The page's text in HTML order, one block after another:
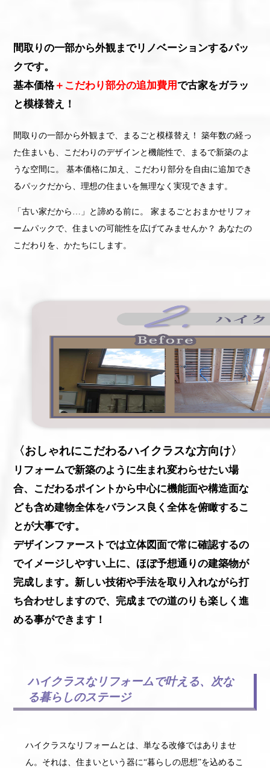
間取りの一部から外観までリノベーションするパッ
クです。
基本価格＋こだわり部分の追加費用で古家をガラッ
と模様替え！
間取りの一部から外観まで、まるごと模様替え！ 築年数の経っ
た住まいも、こだわりのデザインと機能性で、まるで新築のよ
うな空間に。 基本価格に加え、こだわり部分を自由に追加でき
るパックだから、理想の住まいを無理なく実現できます。
「古い家だから…」と諦める前に。 家まるごとおまかせリフォ
ームパックで、住まいの可能性を広げてみませんか？ あなたの
こだわりを、かたちにします。
〈おしゃれにこだわるハイクラスな方向け〉
リフォームで新築のように生まれ変わらせたい場
合、こだわるポイントから中心に機能面や構造面な
ども含め建物全体をバランス良く全体を俯瞰するこ
とが大事です。
デザインファーストでは立体図面で常に確認するの
でイメージしやすい上に、ほぼ予想通りの建築物が
完成します。新しい技術や手法を取り入れながら打
ち合わせしますので、完成までの道のりも楽しく進
める事ができます！
ハイクラスなリフォームで叶える、次な
る暮らしのステージ
ハイクラスなリフォームとは、単なる改修ではありませ
ん。それは、住まいという器に“暮らしの思想”を込めるこ